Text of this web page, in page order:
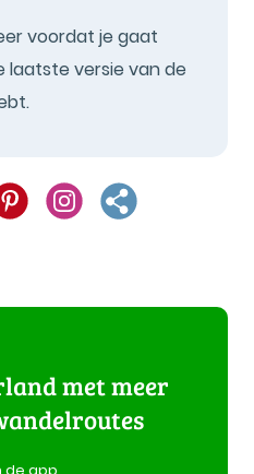
voordat je gaat
laatste versie van de
met meer